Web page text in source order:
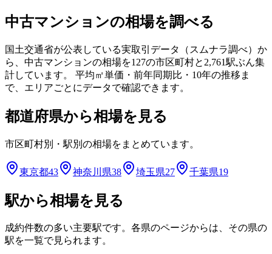
中古マンションの相場を調べる
国土交通省が公表している実取引データ（スムナラ調べ）か
ら、中古マンションの相場を127の市区町村と 2,761駅ぶん集
計しています。 平均㎡単価・前年同期比・10年の推移ま
で、エリアごとにデータで確認できます。
都道府県から相場を見る
市区町村別・駅別の相場をまとめています。
東京都43 神奈川県38 埼玉県27 千葉県19
駅から相場を見る
成約件数の多い主要駅です。各県のページからは、その県の
駅を一覧で見られます。